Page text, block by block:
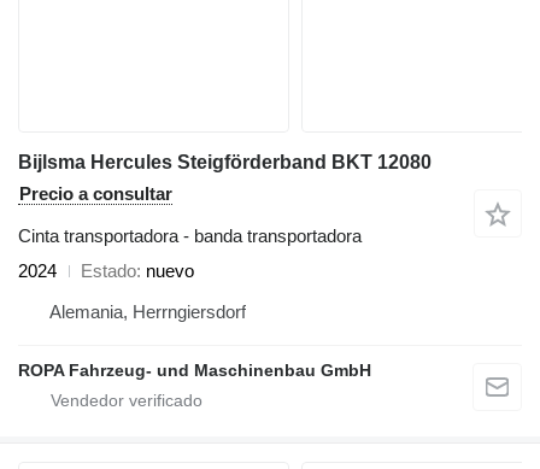
Bijlsma Hercules Steigförderband BKT 12080
Precio a consultar
Cinta transportadora - banda transportadora
2024
Estado nuevo
Alemania, Herrngiersdorf
ROPA Fahrzeug- und Maschinenbau GmbH